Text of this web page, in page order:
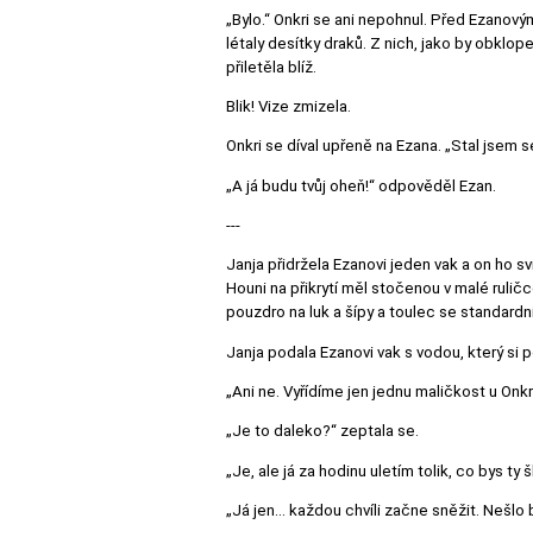
„Bylo.“ Onkri se ani nepohnul. Před
létaly desítky draků. Z nich, jako by
přiletěla blíž.
Blik! Vize zmizela.
Onkri se díval upřeně na Ezana. „Stal jsem
„A já budu tvůj oheň!“ odpověděl Ezan.
---
Janja přidržela Ezanovi jeden vak a on ho
Houni na přikrytí měl stočenou v malé
pouzdro na luk a šípy a toulec se
Janja podala Ezanovi vak s vodou, který si
„Ani ne. Vyřídíme jen jednu maličkost u
„Je to daleko?“ zeptala se.
„Je, ale já za hodinu uletím tolik, co bys ty
„Já jen... každou chvíli začne sněžit. Nešlo